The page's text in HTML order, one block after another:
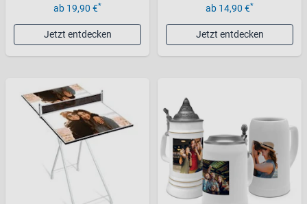
ab 19,90 €*
Jetzt entdecken
ab 14,90 €*
Jetzt entdecken